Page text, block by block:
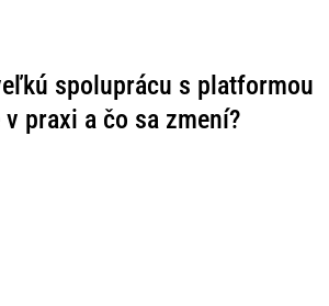
spoluprácu s platformou
praxi a čo sa zmení?